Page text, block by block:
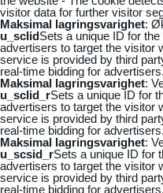
visitor data for further visitor
Maksimal lagringsvarighet:
u_sclidSets a unique ID for
advertisers to target the visitor
service is provided by third
real-time bidding for advertisers.
Maksimal lagringsvarighet:
u_sclid_rSets a unique ID for
advertisers to target the visitor
service is provided by third
real-time bidding for advertisers.
Maksimal lagringsvarighet:
u_scsid_rSets a unique ID for
advertisers to target the visitor
service is provided by third
real-time bidding for advertisers.